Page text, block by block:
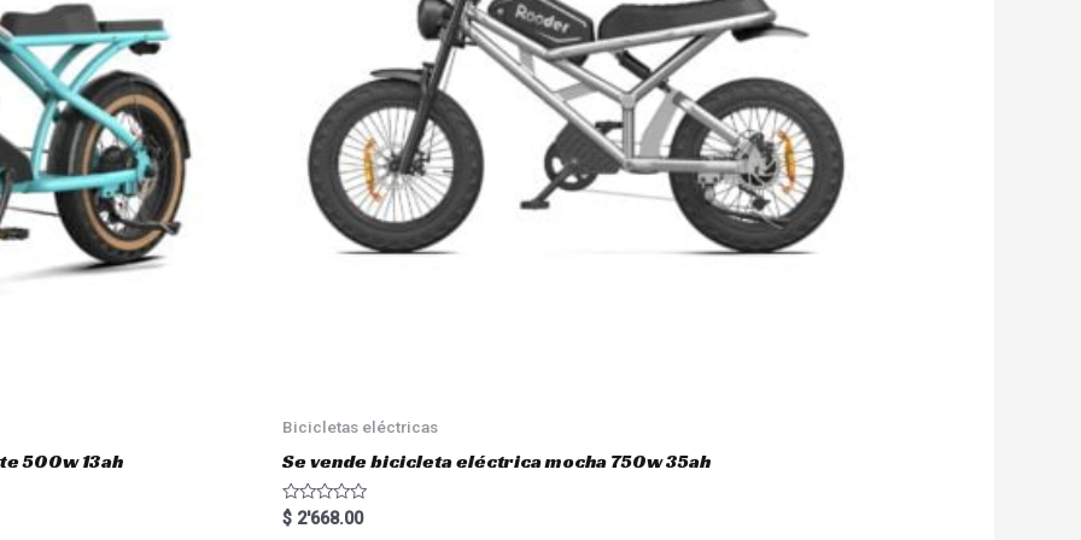
500w 13ah
Bicicletas eléctricas
Se vende bicicleta eléctrica mocha 750w 35ah
R
a
$ 2'668.00